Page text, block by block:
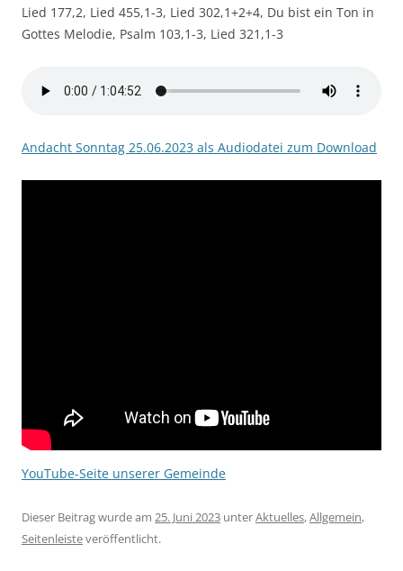
Lied 177,2, Lied 455,1-3, Lied 302,1+2+4, Du bist ein Ton in
Gottes Melodie, Psalm 103,1-3, Lied 321,1-3
Andacht Sonntag 25.06.2023 als Audiodatei zum Download
YouTube-Seite unserer Gemeinde
Dieser Beitrag wurde am 25. Juni 2023 unterAktuelles,Allgemein,
Seitenleisteveröffentlicht.